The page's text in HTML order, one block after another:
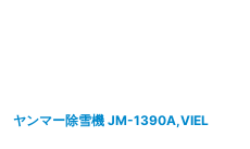
ヤンマー除雪機 JM-1390A,VIEL